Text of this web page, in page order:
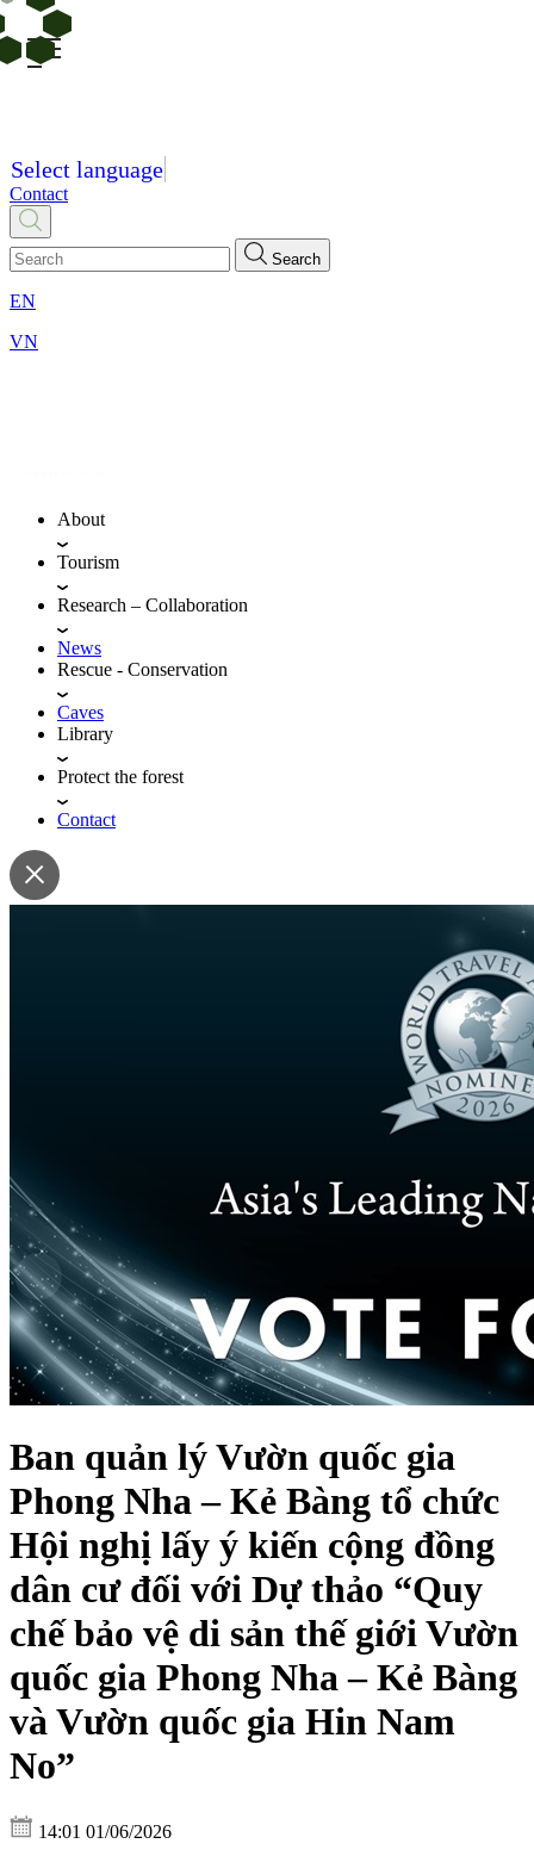
Select language
Contact
Search
EN
VN
About
Tourism
Research – Collaboration
News
Rescue - Conservation
Caves
Library
Protect the forest
Contact
Ban quản lý Vườn quốc gia
Phong Nha – Kẻ Bàng tổ chức
Hội nghị lấy ý kiến cộng đồng
dân cư đối với Dự thảo “Quy
chế bảo vệ di sản thế giới Vườn
quốc gia Phong Nha – Kẻ Bàng
và Vườn quốc gia Hin Nam
No”
14:01 01/06/2026